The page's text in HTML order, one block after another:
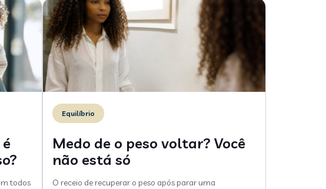
todos
Equilíbrio
Medo de o peso voltar? Você
não está só
O receio de recuperar o peso após parar uma